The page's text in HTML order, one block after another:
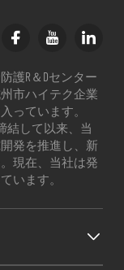
護R＆Dセンター
市ハイテク企業
っています。
結して以来、当
発を推進し、新
現在、当社は発
います。